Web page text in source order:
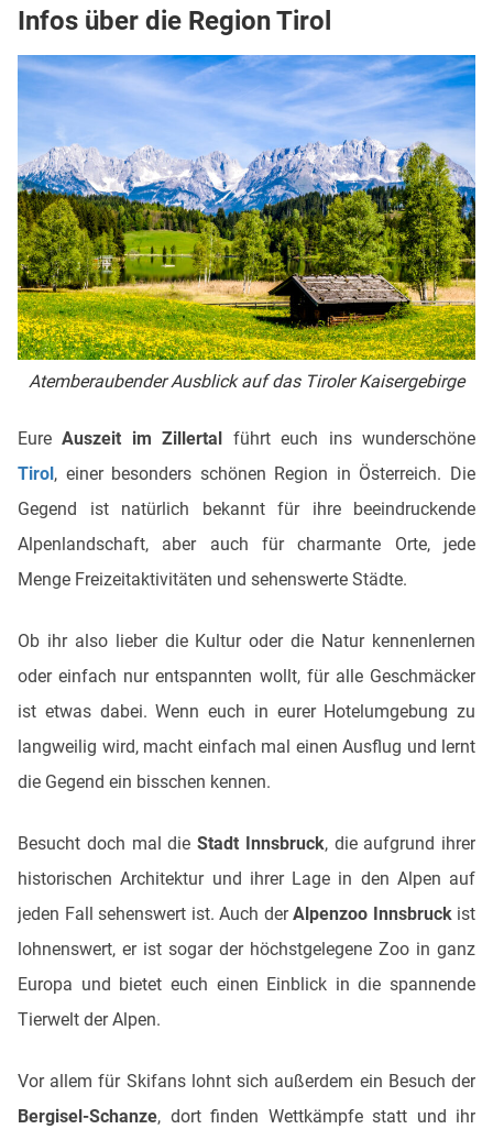
Infos über die Region Tirol
Atemberaubender Ausblick auf das Tiroler Kaisergebirge
EureAuszeit im Zillertal führt euch ins wunderschöne
Tirol, einer besonders schönen Region in Österreich. Die
Gegend ist natürlich bekannt für ihre beeindruckende
Alpenlandschaft, aber auch für charmante Orte, jede
Menge Freizeitaktivitäten und sehenswerte Städte.
Ob ihr also lieber die Kultur oder die Natur kennenlernen
oder einfach nur entspannten wollt, für alle Geschmäcker
ist etwas dabei. Wenn euch in eurer Hotelumgebung zu
langweilig wird, macht einfach mal einen Ausflug und lernt
die Gegend ein bisschen kennen.
Besucht doch mal die Stadt Innsbruck, die aufgrund ihrer
historischen Architektur und ihrer Lage in den Alpen auf
jeden Fall sehenswert ist. Auch derAlpenzoo Innsbruckist
lohnenswert, er ist sogar der höchstgelegene Zoo in ganz
Europa und bietet euch einen Einblick in die spannende
Tierwelt der Alpen.
Vor allem für Skifans lohnt sich außerdem ein Besuch der
Bergisel-Schanze, dort finden Wettkämpfe statt und ihr